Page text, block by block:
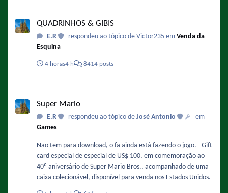
QUADRINHOS & GIBIS
E.R respondeu ao tópico de Victor235 em Venda da
Esquina
4 horas4 h 8414 posts
Super Mario
E.R respondeu ao tópico de José Antonio
em
Games
Não tem para download, o fã ainda está fazendo o jogo. - Gift
card especial de especial de US$ 100, em comemoração ao
40º aniversário de Super Mario Bros., acompanhado de uma
caixa colecionável, disponível para venda nos Estados Unidos.